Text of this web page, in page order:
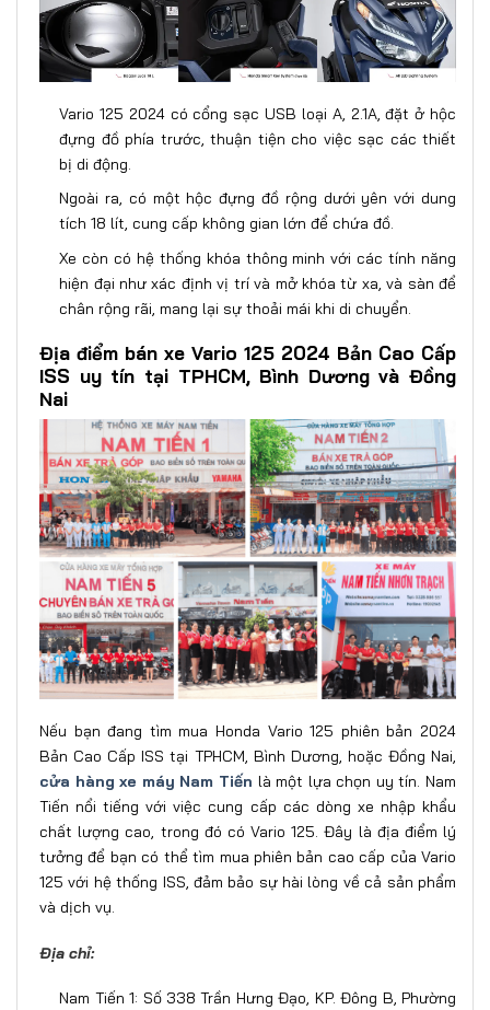
Vario 125 2024 có cổng sạc USB loại A, 2.1A, đặt ở hộc
đựng đồ phía trước, thuận tiện cho việc sạc các thiết
bị di động.
Ngoài ra, có một hộc đựng đồ rộng dưới yên với dung
tích 18 lít, cung cấp không gian lớn để chứa đồ.
Xe còn có hệ thống khóa thông minh với các tính năng
hiện đại như xác định vị trí và mở khóa từ xa, và sàn để
chân rộng rãi, mang lại sự thoải mái khi di chuyển.
Địa điểm bán xe Vario 125 2024 Bản Cao Cấp
ISS uy tín tại TPHCM, Bình Dương và Đồng
Nai
Nếu bạn đang tìm mua Honda Vario 125 phiên bản 2024
Bản Cao Cấp ISS tại TPHCM, Bình Dương, hoặc Đồng Nai,
cửa hàng xe máy Nam Tiến là một lựa chọn uy tín. Nam
Tiến nổi tiếng với việc cung cấp các dòng xe nhập khẩu
chất lượng cao, trong đó có Vario 125. Đây là địa điểm lý
tưởng để bạn có thể tìm mua phiên bản cao cấp của Vario
125 với hệ thống ISS, đảm bảo sự hài lòng về cả sản phẩm
và dịch vụ.
Địa chỉ:
Nam Tiến 1: Số 338 Trần Hưng Đạo, KP. Đông B, Phường